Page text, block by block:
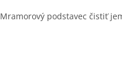
Mramorový podstavec čistiť